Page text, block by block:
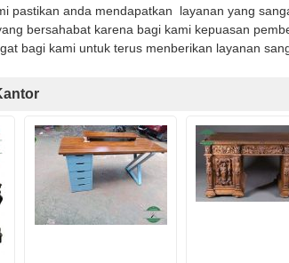
pastikan anda mendapatkan layanan yang
bersahabat karena bagi kami kepuasan
bagi kami untuk terus menberikan layanan